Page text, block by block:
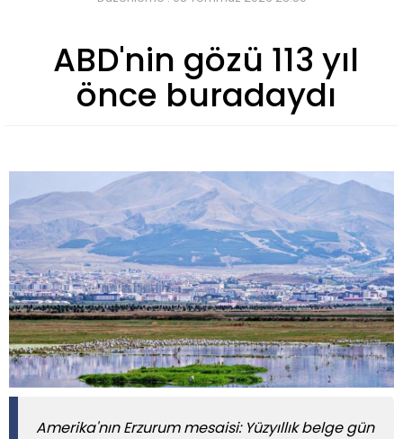
ABD'nin gözü 113 yıl
önce buradaydı
Amerika'nın Erzurum mesaisi: Yüzyıllık belge gün